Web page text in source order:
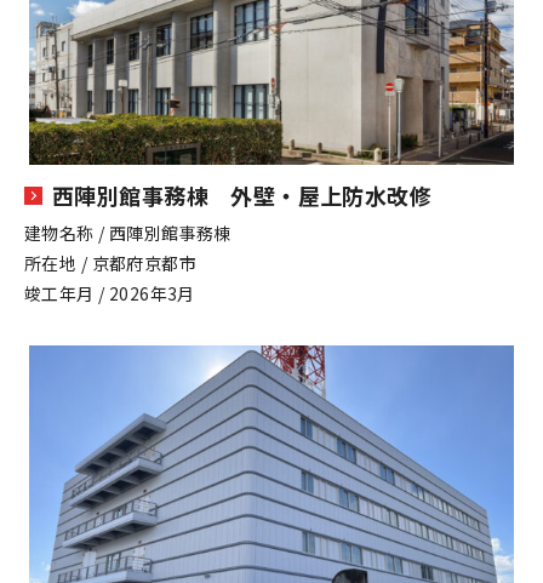
西陣別館事務棟 外壁・屋上防水改修
建物名称 / 西陣別館事務棟
所在地 / 京都府京都市
竣工年月 / 2026年3月